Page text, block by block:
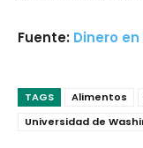
Fuente: Dinero
TAGS Alimentos
Universidad de